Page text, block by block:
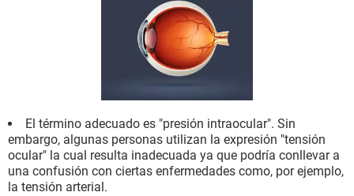
El término adecuado es "presión intraocular". Sin
embargo, algunas personas utilizan la expresión "tensión
ocular" la cual resulta inadecuada ya que podría conllevar a
una confusión con ciertas enfermedades como, por ejemplo,
la tensión arterial.